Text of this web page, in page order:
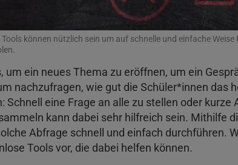
Tools können nützlich sein um auf schnelle und einfache
um ein neues Thema zu eröffnen, um ein
nachzufragen, wie gut die Schüler*innen das
Schnell eine Frage an alle zu stellen oder kurze
kann dabei sehr hilfreich sein. Mithilfe
Abfrage schnell und einfach durchführen.
Tools vor, die dabei helfen können.